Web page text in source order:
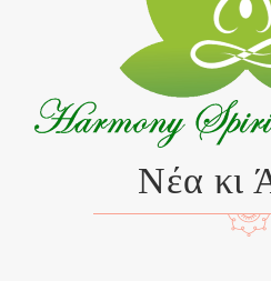
Νέα κι